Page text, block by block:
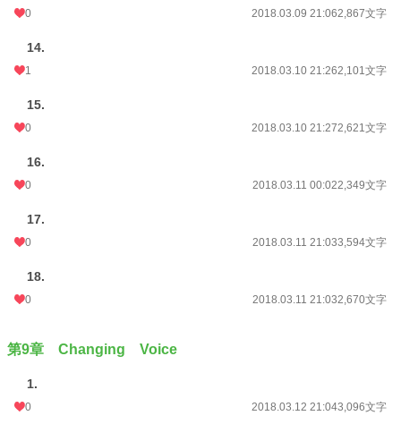
0 2018.03.09 21:062,867文字
14.
1 2018.03.10 21:262,101文字
15.
0 2018.03.10 21:272,621文字
16.
0 2018.03.11 00:022,349文字
17.
0 2018.03.11 21:033,594文字
18.
0 2018.03.11 21:032,670文字
第9章 Changing Voice
1.
0 2018.03.12 21:043,096文字